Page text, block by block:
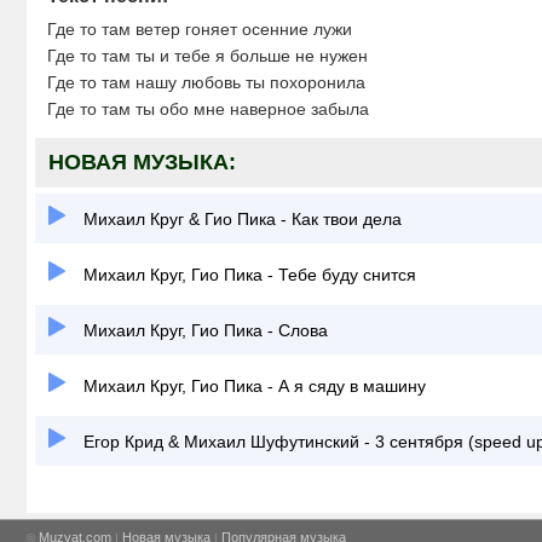
Где то там ветер гоняет осенние лужи
Где то там ты и тебе я больше не нужен
Где то там нашу любовь ты похоронила
Где то там ты обо мне наверное забыла
НОВАЯ МУЗЫКА:
Михаил Круг & Гио Пика - Как твои дела
Михаил Круг, Гио Пика - Тебе буду снится
Михаил Круг, Гио Пика - Слова
Михаил Круг, Гио Пика - А я сяду в машину
Егор Крид & Михаил Шуфутинский - 3 сентября (speed
© Muzvat.com | Новая музыка | Популярная музыка